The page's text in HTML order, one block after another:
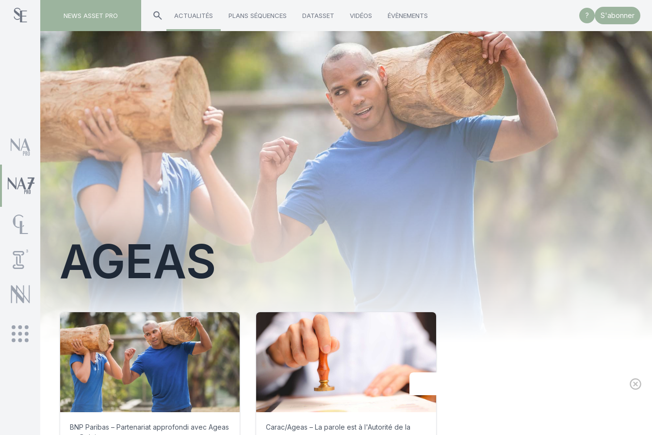
NEWS ASSET PRO ACTUALITÉS PLANS SÉQUENCES DATASSET VIDÉOS ÉVÈNEMENTS ? S'abonner
Toute l'actualité sur le tag "Ageas"
AGEAS
BNP Paribas – Partenariat approfondi avec Ageas
Carac/Ageas – La parole est à l'Autorité de la